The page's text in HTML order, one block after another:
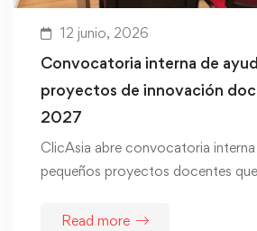
12 junio, 2026
Convocatoria interna de
proyectos de innovación
2027
ClicAsia abre convocatoria
pequeños proyectos docentes
Read more